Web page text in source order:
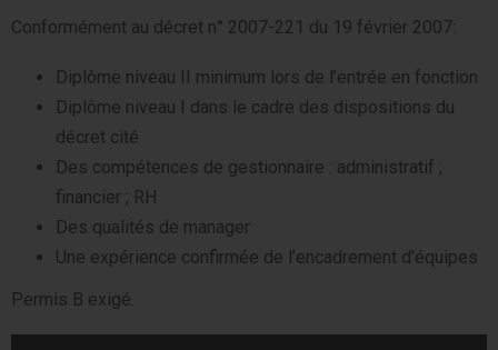
Conformément au décret n° 2007-221 du 19 février 2007:
Diplôme niveau II minimum lors de l’entrée en fonction
Diplôme niveau I dans le cadre des dispositions du
décret cité
Des compétences de gestionnaire : administratif ;
financier ; RH
Des qualités de manager
Une expérience confirmée de l’encadrement d’équipes
Permis B exigé.